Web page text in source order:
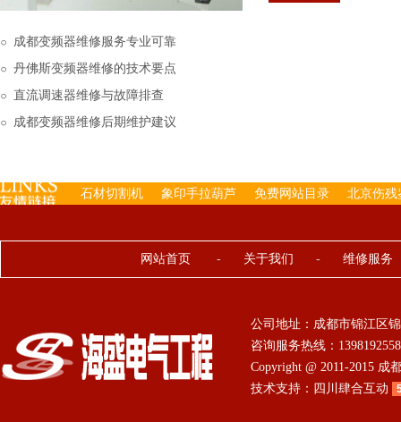
下来的，机内已经存有
成都变频器维修服务专业可靠
丹佛斯变频器维修的技术要点
直流调速器维修与故障排查
成都变频器维修后期维护建议
石材切割机 象印手拉葫芦 免费网站目录 北京伤残
网站首页 - 关于我们 - 维修服务
公司地址：成都市锦江区
咨询服务热线：
Copyright @ 2011-2015
技术支持： 四川肆合互动